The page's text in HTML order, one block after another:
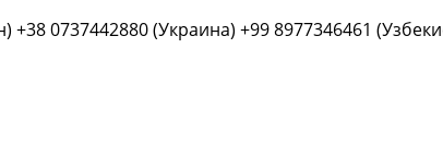
0737442880 (Украина) +99 8977346461